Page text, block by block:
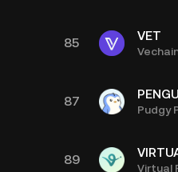
85 VET
87 PENGU
Pudgy
89
Virtual